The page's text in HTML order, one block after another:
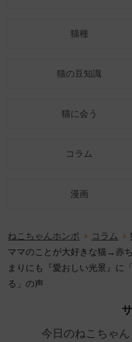
猫種
猫の豆知識
猫に会う
コラム
漫画
ねこちゃんホンポ コラム
ママのことが大好きな猫→赤
まりにも『愛おしい光景』に
る」の声
今日のねこちゃん